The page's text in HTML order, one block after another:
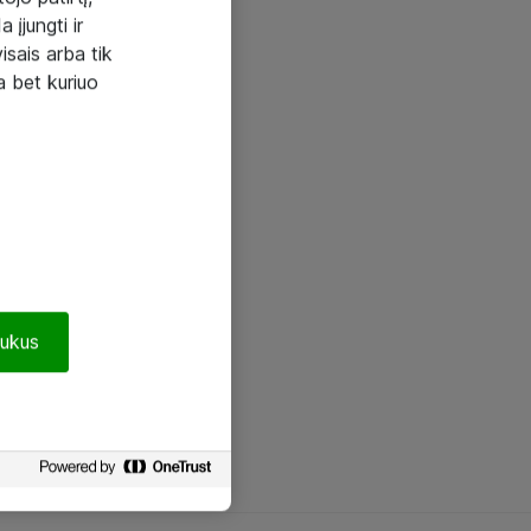
įjungti ir
arba tik
bet kuriuo